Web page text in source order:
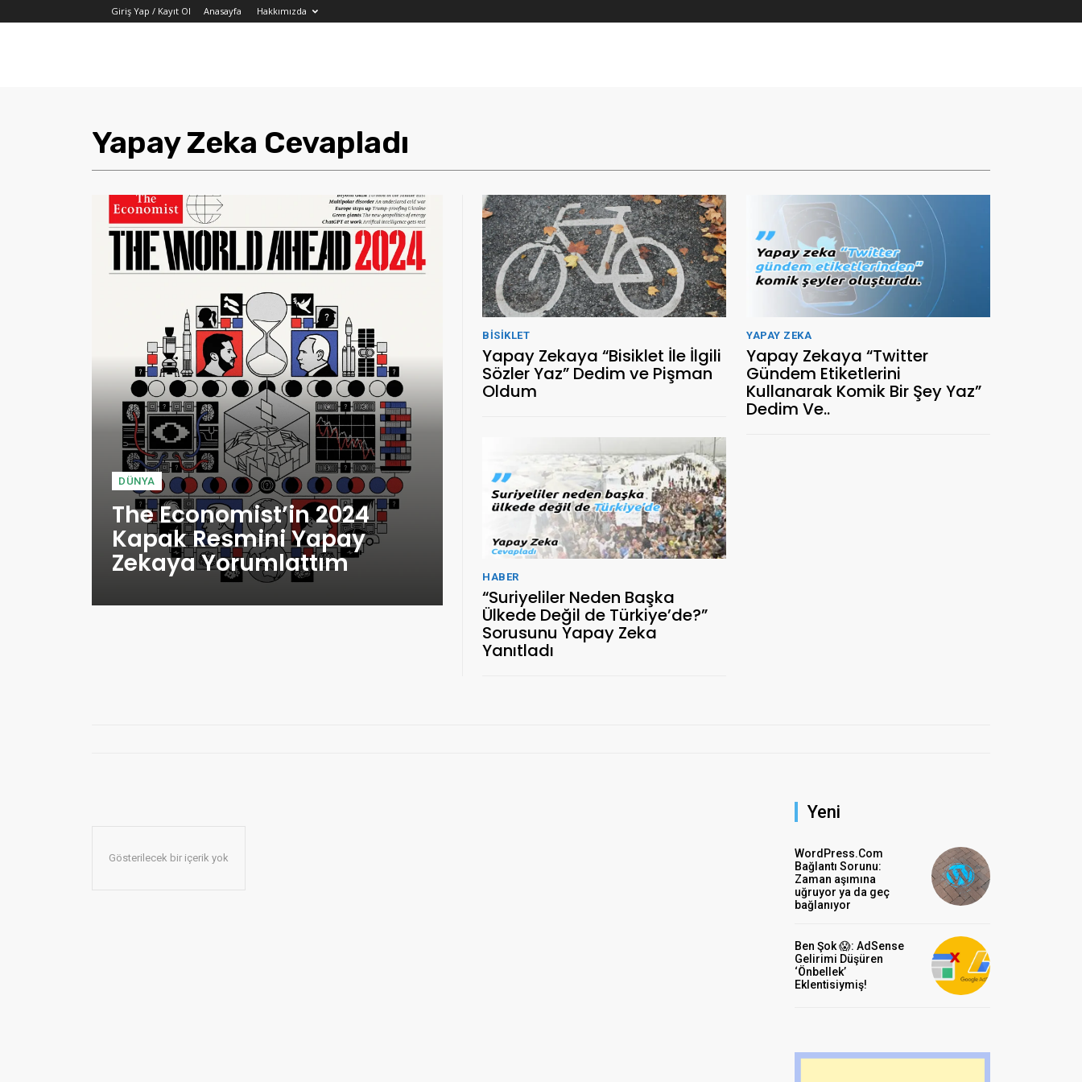
Giriş Yap / Kayıt Ol Anasayfa Hakkımızda
Yapay Zeka Cevapladı
DÜNYA
The Economist’in 2024
Kapak Resmini Yapay
Zekaya Yorumlattım
BISIKLET
Yapay Zekaya “Bisiklet İle İlgili
Sözler Yaz” Dedim ve Pişman
Oldum
YAPAY ZEKA
Yapay Zekaya “Twitter
Gündem Etiketlerini
Kullanarak Komik Bir Şey Yaz”
Dedim Ve..
HABER
“Suriyeliler Neden Başka
Ülkede Değil de Türkiye’de?”
Sorusunu Yapay Zeka
Yanıtladı
Gösterilecek bir içerik yok
Yeni
WordPress.Com
Bağlantı Sorunu:
Zaman aşımına
uğruyor ya da geç
bağlanıyor
Ben Şok 😱: AdSense
Gelirimi Düşüren
‘Önbellek’
Eklentisiymiş!